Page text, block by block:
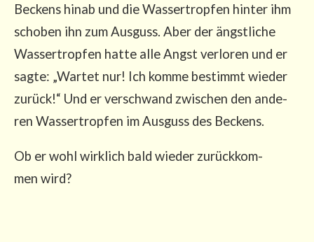
Beckens hin­ab und die Was­ser­trop­fen hin­ter ihm
scho­ben ihn zum Aus­guss. Aber der ängst­li­che
Was­ser­trop­fen hat­te alle Angst ver­lo­ren und er
sag­te: „War­tet nur! Ich kom­me bestimmt wie­der
zurück!“ Und er ver­schwand zwi­schen den ande­
ren Was­ser­trop­fen im Aus­guss des Beckens.
Ob er wohl wirk­lich bald wie­der zurück­kom­
men wird?